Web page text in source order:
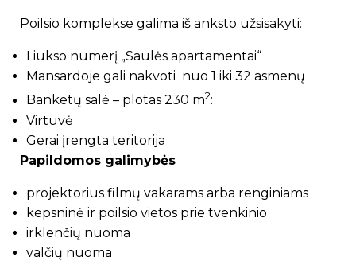
Poilsio komplekse galima iš anksto užsisakyti:
Liukso numerį „Saulės apartamentai“
Mansardoje gali nakvoti nuo 1 iki 32 asmenų
Banketų salė – plotas 230 m2:
Virtuvė
Gerai įrengta teritorija
Papildomos galimybės
projektorius filmų vakarams arba renginiams
kepsninė ir poilsio vietos prie tvenkinio
irklenčių nuoma
valčių nuoma